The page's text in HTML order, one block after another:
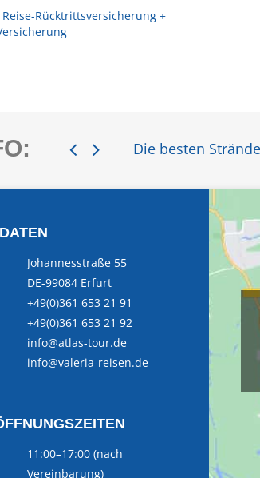
Rücktrittsversicherung +
Die besten
Johannesstraße 55
DE-99084 Erfurt
+49(0)361 653 21 91
+49(0)361 653 21 92
info@atlas-tour.de
info@valeria-reisen.de
11:00–17:00 (nach
Vereinbarung)